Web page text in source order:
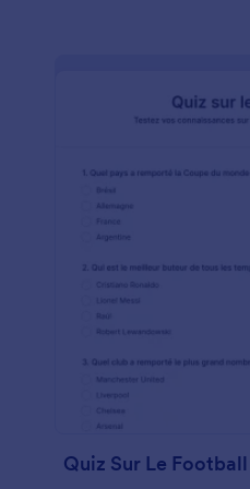
disposition ce modèle
des employés.
champs selon vos
et connectez votre
plateformes populaires,
fonctionnalités no code
aux formulaires papier.
Quiz Sur Le Football